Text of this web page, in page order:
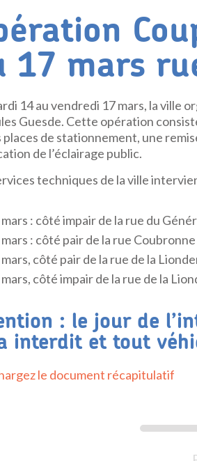
17 mars
14 au vendredi 17 mars, la ville
Guesde. Cette opération
places de stationnement, une
de l’éclairage public.
techniques de la ville
mars : côté impair de la rue du
mars : côté pair de la rue
mars, côté pair de la rue de la
mars, côté impair de la rue de la
: le jour de
interdit et tout
le document récapitulatif